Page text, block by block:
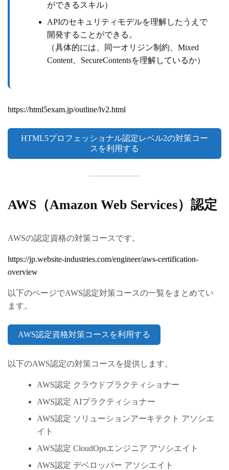
ができるスキル）
APIのセキュリティモデルを理解したうえで
開発することができる。
（具体的には、同一オリジン制約、Mixed
Content、SecureContentsを理解しているか）
https://html5exam.jp/outline/lv2.html
HTML5プロフェッショナル認定レベル2の対策コー
スを利用する
AWS（Amazon Web Services）認定
AWSの認定資格の対策コースです。
https://jp.website-industries.com/engineer/aws-certification-
overview
以下のページでAWS認定対策コースの一覧をまとめてい
ます。
AWS認定資格対策コースを利用する
以下のAWS認定の対策コースを提供します。
AWS認定 クラウドプラクティショナー
AWS認定 AIプラクティショナー
AWS認定 ソリューションアーキテクト アソシエ
イト
AWS認定 CloudOpsエンジニア アソシエイト
AWS認定 デベロッパー アソシエイト